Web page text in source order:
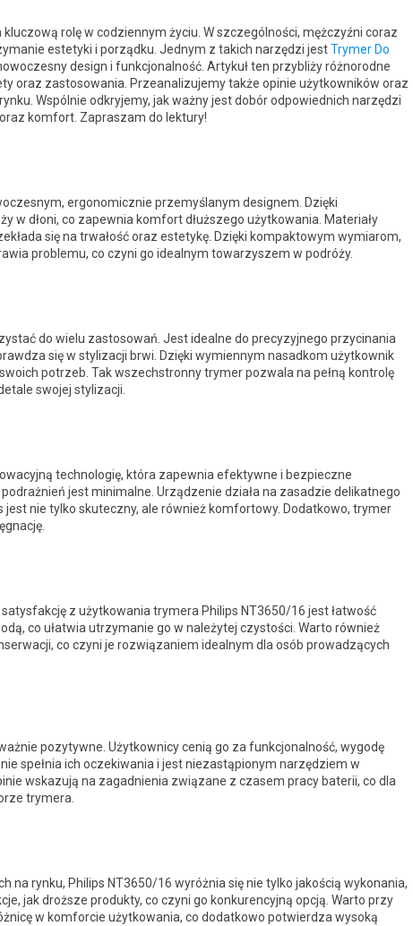
rolę w codziennym życiu. W szczególności, mężczyźni coraz
estetyki i porządku. Jednym z takich narzędzi jestTrymer Do
design i funkcjonalność. Artykuł ten przybliży różnorodne
oraz zastosowania. Przeanalizujemy także opinie użytkowników oraz
Wspólnie odkryjemy, jak ważny jest dobór odpowiednich narzędzi
komfort. Zapraszam do lektury!
ergonomicznie przemyślanym designem. Dzięki
w dłoni, co zapewnia komfort dłuższego użytkowania. Materiały
się na trwałość oraz estetykę. Dzięki kompaktowym wymiarom,
problemu, co czyni go idealnym towarzyszem w podróży.
do wielu zastosowań. Jest idealne do precyzyjnego przycinania
się w stylizacji brwi. Dzięki wymiennym nasadkom użytkownik
potrzeb. Tak wszechstronny trymer pozwala na pełną kontrolę
swojej stylizacji.
technologię, która zapewnia efektywne i bezpieczne
jest minimalne. Urządzenie działa na zasadzie delikatnego
jest nie tylko skuteczny, ale również komfortowy. Dodatkowo, trymer
z użytkowania trymera Philips NT3650/16 jest łatwość
co ułatwia utrzymanie go w należytej czystości. Warto również
co czyni je rozwiązaniem idealnym dla osób prowadzących
pozytywne. Użytkownicy cenią go za funkcjonalność, wygodę
spełnia ich oczekiwania i jest niezastąpionym narzędziem w
wskazują na zagadnienia związane z czasem pracy baterii, co dla
trymera.
na rynku, Philips NT3650/16 wyróżnia się nie tylko jakością wykonania,
jak droższe produkty, co czyni go konkurencyjną opcją. Warto przy
w komforcie użytkowania, co dodatkowo potwierdza wysoką